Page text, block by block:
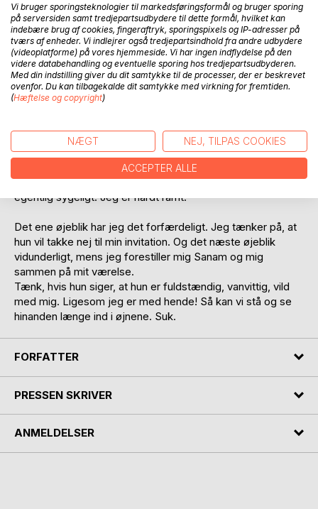
Hvad er virkelighed og hvad er virtuelt reality i denne
gribende fortælling om venskab, følelser og indviklede
kæresteforhold?
Uddrag af bogen:
I dag efter prøverne har jeg besluttet at invitere Sanam
med hjem. Jeg er nødt til at fortælle hende, hvordan jeg har
det allerede?
Jeg har flere gange fanget hende i at se på mig, når vi har
prøver. Når hun tror, jeg er optaget af andre ting. Men jeg
er kun optaget af hende. Jeg ser alt, hvad hun gør. Det er
egentlig sygeligt. Jeg er hårdt ramt.
Det ene øjeblik har jeg det forfærdeligt. Jeg tænker på, at
hun vil takke nej til min invitation. Og det næste øjeblik
vidunderligt, mens jeg forestiller mig Sanam og mig
sammen på mit værelse.
Tænk, hvis hun siger, at hun er fuldstændig, vanvittig, vild
med mig. Ligesom jeg er med hende! Så kan vi stå og se
hinanden længe ind i øjnene. Suk.
FORFATTER
PRESSEN SKRIVER
ANMELDELSER
Vi bruger sporingsteknologier til markedsføringsformål og bruger sporing
på serversiden samt tredjepartsudbydere til dette formål, hvilket kan
indebære brug af cookies, fingeraftryk, sporingspixels og IP-adresser på
tværs af enheder. Vi indlejrer også tredjepartsindhold fra andre udbydere
(videoplatforme) på vores hjemmeside. Vi har ingen indflydelse på den
videre databehandling og eventuelle sporing hos tredjepartsudbyderen.
Med din indstilling giver du dit samtykke til de processer, der er beskrevet
ovenfor. Du kan tilbagekalde dit samtykke med virkning for fremtiden.
(Hæftelse og copyright)
NÆGT NEJ, TILPAS COOKIES
ACCEPTER ALLE